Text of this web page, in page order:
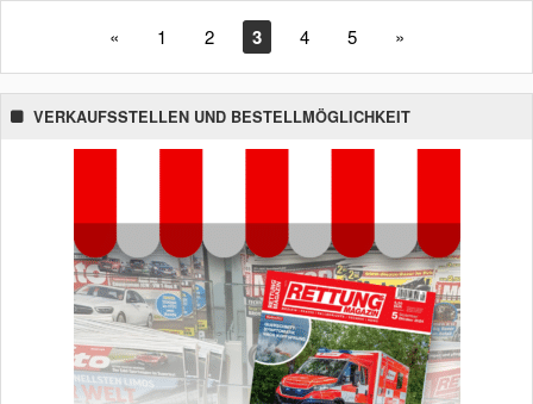
« 1 2 3 4 5 »
VERKAUFSSTELLEN UND BESTELLMÖGLICHKEIT